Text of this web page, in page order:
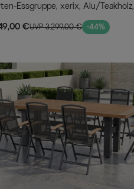
Essgruppe, xerix, Alu/Teakholz,
6 Klappstühle
€UVP 3.299,00 € -44%